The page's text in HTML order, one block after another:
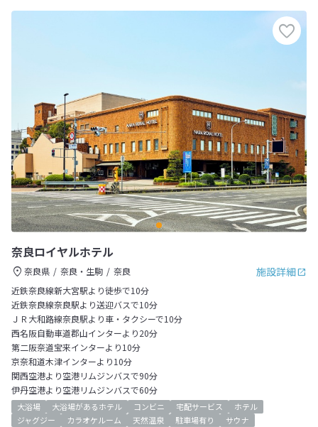
奈良ロイヤルホテル
施設詳細
奈良県 奈良・生駒
奈良
近鉄奈良線新大宮駅より徒歩で10分
近鉄奈良線奈良駅より送迎バスで10分
ＪＲ大和路線奈良駅より車・タクシーで10分
西名阪自動車道郡山インターより20分
第二阪奈道宝来インターより10分
京奈和道木津インターより10分
関西空港より空港リムジンバスで90分
伊丹空港より空港リムジンバスで60分
大浴場 大浴場があるホテル コンビニ 宅配サービス
ホテル
ジャグジー
カラオケルーム 天然温泉 駐車場有り
サウナ